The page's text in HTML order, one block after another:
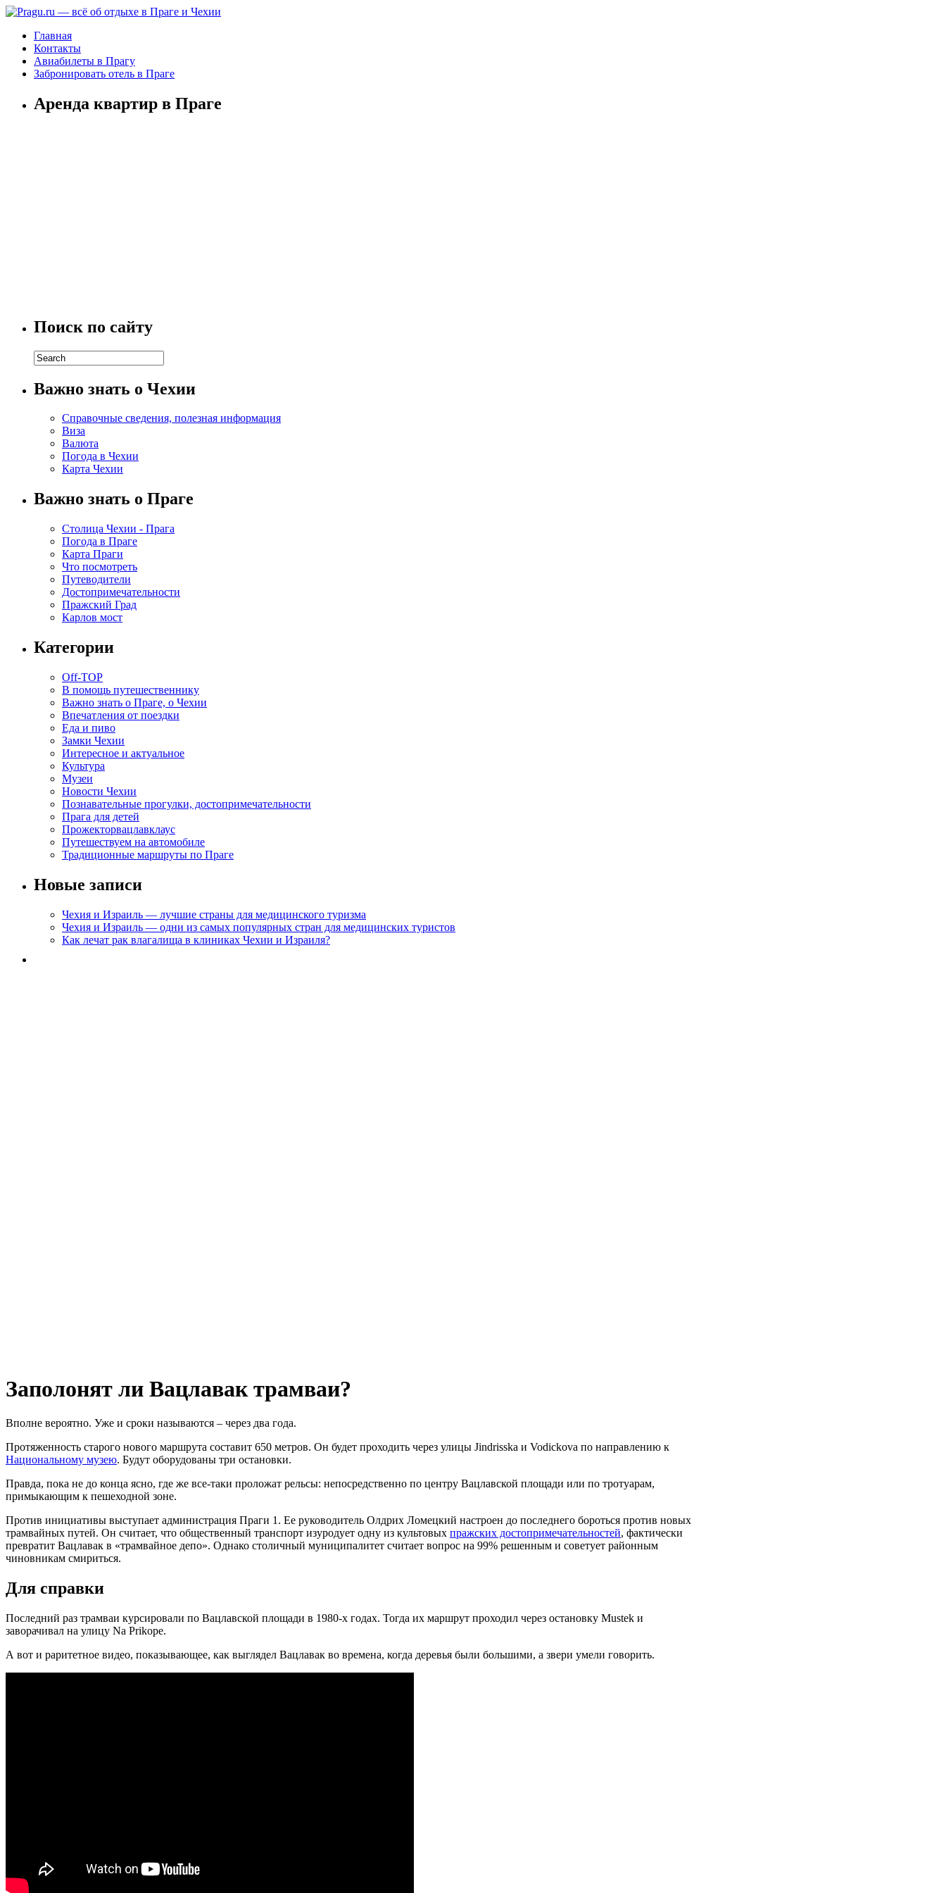
Главная
Контакты
Авиабилеты в Прагу
Забронировать отель в Праге
Аренда квартир в Праге
Поиск по сайту
Важно знать о Чехии
Справочные сведения, полезная информация
Виза
Валюта
Погода в Чехии
Карта Чехии
Важно знать о Праге
Столица Чехии - Прага
Погода в Праге
Карта Праги
Что посмотреть
Путеводители
Достопримечательности
Пражский Град
Карлов мост
Категории
Off-TOP
В помощь путешественнику
Важно знать о Праге, о Чехии
Впечатления от поездки
Еда и пиво
Замки Чехии
Интересное и актуальное
Культура
Музеи
Новости Чехии
Познавательные прогулки, достопримечательности
Прага для детей
Прожекторвацлавклаус
Путешествуем на автомобиле
Традиционные маршруты по Праге
Новые записи
Чехия и Израиль — лучшие страны для медицинского туризма
Чехия и Израиль — одни из самых популярных стран для медицинских туристов
Как лечат рак влагалища в клиниках Чехии и Израиля?
Заполонят ли Вацлавак трамваи?
Вполне вероятно. Уже и сроки называются – через два года.
Протяженность старого нового маршрута составит 650 метров. Он будет проходить через улицы Jindrisska и Vodickova по направлению к
Национальному музею. Будут оборудованы три остановки.
Правда, пока не до конца ясно, где же все-таки проложат рельсы: непосредственно по центру Вацлавской площади или по тротуарам,
примыкающим к пешеходной зоне.
Против инициативы выступает администрация Праги 1. Ее руководитель Олдрих Ломецкий настроен до последнего бороться против новых
трамвайных путей. Он считает, что общественный транспорт изуродует одну из культовых пражских достопримечательностей, фактически
превратит Вацлавак в «трамвайное депо». Однако столичный муниципалитет считает вопрос на 99% решенным и советует районным
чиновникам смириться.
Для справки
Последний раз трамваи курсировали по Вацлавской площади в 1980-х годах. Тогда их маршрут проходил через остановку Mustek и
заворачивал на улицу Na Prikope.
А вот и раритетное видео, показывающее, как выглядел Вацлавак во времена, когда деревья были большими, а звери умели говорить.